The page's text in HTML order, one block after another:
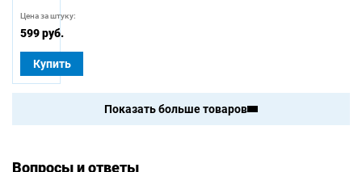
Цена за штуку:
599 руб.
Купить
Показать больше товаров
Вопросы и ответы